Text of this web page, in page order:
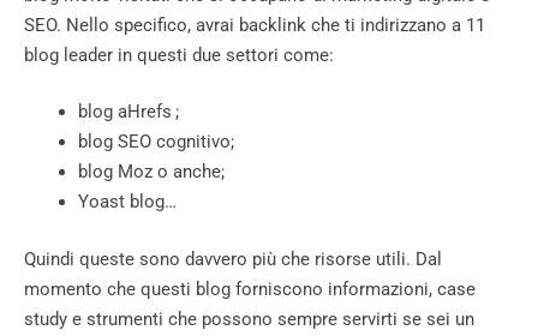
SEO. Nello specifico, avrai backlink che ti indirizzano a 11
blog leader in questi due settori come:
blog aHrefs ;
blog SEO cognitivo;
blog Moz o anche;
Yoast blog…
Quindi queste sono davvero più che risorse utili. Dal
momento che questi blog forniscono informazioni, case
study e strumenti che possono sempre servirti se sei un